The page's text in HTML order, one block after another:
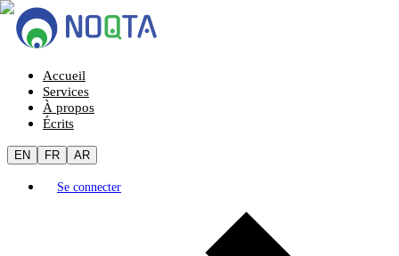
Accueil
Services
À propos
Écrits
EN FR AR
Se connecter